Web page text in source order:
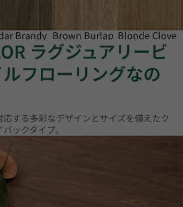
Brandy Brown Burlap Blonde Clove
ラグジュアリービ
フローリングなの
応する多彩なデザインとサイズを備えたク
ックタイプ。